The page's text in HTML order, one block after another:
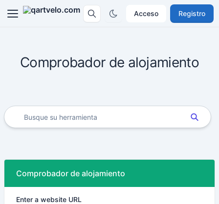
Acceso Registro
Comprobador de alojamiento
Comprobador de alojamiento
Enter a website URL